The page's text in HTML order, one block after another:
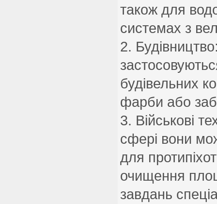
також для
системах з
будівельних
фарби або
Військові
сфері вони
для
очищення
завдань